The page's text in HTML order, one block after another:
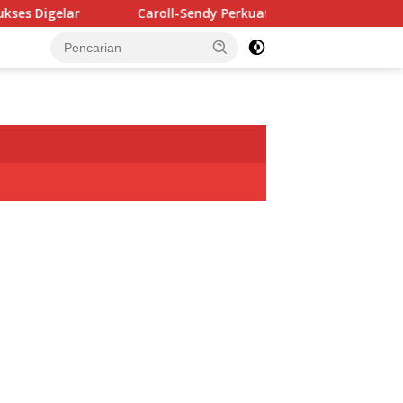
Caroll-Sendy Perkuat Kerja Sama Internasional